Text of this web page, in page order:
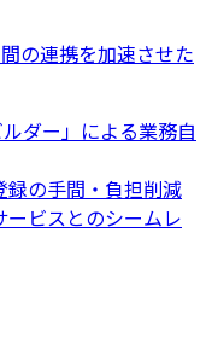
の連携を加速させた
ダー」による業務自
録の手間・負担削減
ービスとのシームレ